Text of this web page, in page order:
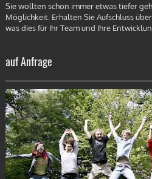
Sie wollten schon immer etwas tiefer
Möglichkeit. Erhalten Sie Aufschluss
was dies für Ihr Team und Ihre
auf Anfrage